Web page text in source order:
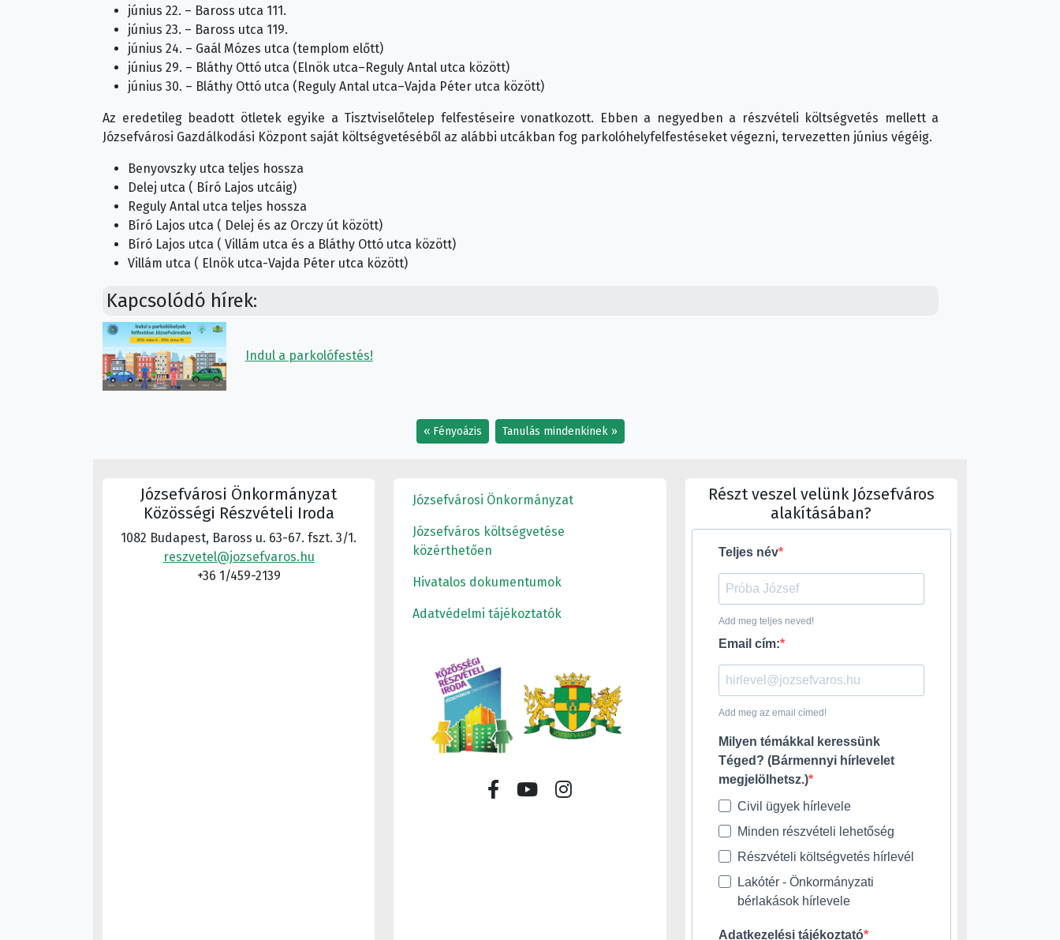
június 22. – Baross utca 111.
június 23. – Baross utca 119.
június 24. – Gaál Mózes utca (templom előtt)
június 29. – Bláthy Ottó utca (Elnök utca–Reguly Antal utca között)
június 30. – Bláthy Ottó utca (Reguly Antal utca–Vajda Péter utca között)
Az eredetileg beadott ötletek egyike a Tisztviselőtelep felfestéseire vonatkozott. Ebben a negyedben a részvételi költségvetés mellett a
Józsefvárosi Gazdálkodási Központ saját költségvetéséből az alábbi utcákban fog parkolóhelyfelfestéseket végezni, tervezetten június végéig.
Benyovszky utca teljes hossza
Delej utca ( Bíró Lajos utcáig)
Reguly Antal utca teljes hossza
Bíró Lajos utca ( Delej és az Orczy út között)
Bíró Lajos utca ( Villám utca és a Bláthy Ottó utca között)
Villám utca ( Elnök utca-Vajda Péter utca között)
Kapcsolódó hírek:
Indul a parkolófestés!
Fényoázis Tanulás mindenkinek
Józsefvárosi Önkormányzat
Közösségi Részvételi Iroda
1082 Budapest, Baross u. 63-67. fszt. 3/1.
reszvetel@jozsefvaros.hu
+36 1/459-2139
Józsefvárosi Önkormányzat
Józsefváros költségvetése
közérthetően
Hivatalos dokumentumok
Adatvédelmi tájékoztatók
Részt veszel velünk Józsefváros
alakításában?
Teljes név
Add meg teljes neved!
Email cím:
Add meg az email címed!
Milyen témákkal keressünk
Téged? (Bármennyi hírlevelet
megjelölhetsz.)
Civil ügyek hírlevele
Minden részvételi lehetőség
Részvételi költségvetés hírlevél
Lakótér - Önkormányzati
bérlakások hírlevele
Adatkezelési tájékoztató